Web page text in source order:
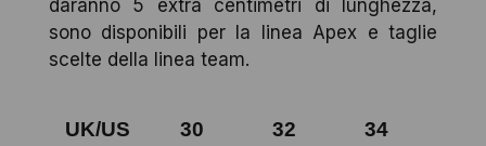
daranno 5 extra centimetri di lunghezza,
sono disponibili per la linea Apex e taglie
scelte della linea team.
UK/US
30
32
34